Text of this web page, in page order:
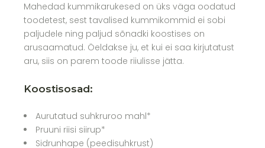
Mahedad kummikarukesed on üks väga oodatud
toodetest, sest tavalised kummikommid ei sobi
paljudele ning paljud sõnadki koostises on
arusaamatud. Öeldakse ju, et kui ei saa kirjutatust
aru, siis on parem toode riiulisse jätta.
Koostisosad:
Aurutatud suhkruroo mahl*
Pruuni riisi siirup*
Sidrunhape (peedisuhkrust)